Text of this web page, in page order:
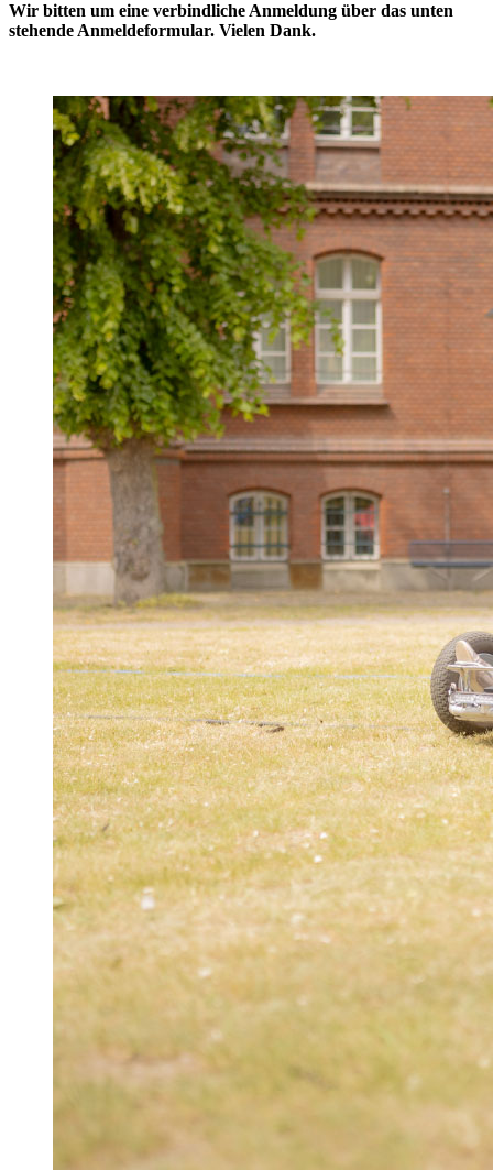
Wir bitten um eine verbindliche Anmeldung über das unten
stehende Anmeldeformular. Vielen Dank.